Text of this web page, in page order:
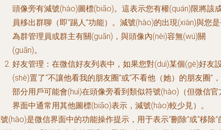
頭像旁有減號(hào)圖標(biāo)。這表示您有權(quán)限將該
員移出群聊（即“踢人”功能）。減號(hào)的出現(xiàn)與您
為群管理員或群主有關(guān)，與頭像內(nèi)容無(wú)關
(guān)。
好友管理 ：在微信好友列表中，如果您對(duì)某個(gè)好友
(shè)置了“不讓他看我的朋友圈”或“不看他（她）的朋友圈”，
部分用戶可能會(huì)在頭像旁看到類似符號(hào)（但微信官
界面中通常用其他圖標(biāo)表示，減號(hào)較少見）。
(hào)是微信界面中的功能操作提示，用于表示“刪除”或“移除”